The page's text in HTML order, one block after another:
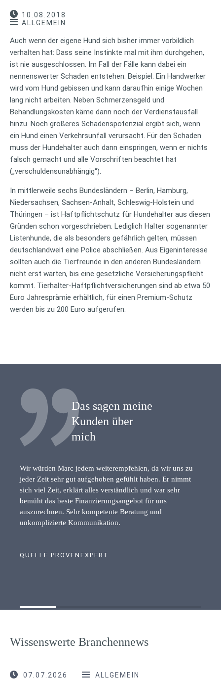
10.08.2018
ALLGEMEIN
Auch wenn der eigene Hund sich bisher immer vorbildlich
verhalten hat: Dass seine Instinkte mal mit ihm durchgehen,
ist nie ausgeschlossen. Im Fall der Fälle kann dabei ein
nennenswerter Schaden entstehen. Beispiel: Ein Handwerker
wird vom Hund gebissen und kann daraufhin einige Wochen
lang nicht arbeiten. Neben Schmerzensgeld und
Behandlungskosten käme dann noch der Verdienstausfall
hinzu. Noch größeres Schadenspotenzial ergibt sich, wenn
ein Hund einen Verkehrsunfall verursacht. Für den Schaden
muss der Hundehalter auch dann einspringen, wenn er nichts
falsch gemacht und alle Vorschriften beachtet hat
(„verschuldensunabhängig“).
In mittlerweile sechs Bundesländern – Berlin, Hamburg,
Niedersachsen, Sachsen-Anhalt, Schleswig-Holstein und
Thüringen – ist Haftpflichtschutz für Hundehalter aus diesen
Gründen schon vorgeschrieben. Lediglich Halter sogenannter
Listenhunde, die als besonders gefährlich gelten, müssen
deutschlandweit eine Police abschließen. Aus Eigeninteresse
sollten auch die Tierfreunde in den anderen Bundesländern
nicht erst warten, bis eine gesetzliche Versicherungspflicht
kommt. Tierhalter-Haftpflichtversicherungen sind ab etwa 50
Euro Jahresprämie erhältlich, für einen Premium-Schutz
werden bis zu 200 Euro aufgerufen.
Das sagen meine
Kunden über
mich
Wir würden Marc jedem weiterempfehlen, da wir uns zu
jeder Zeit sehr gut aufgehoben gefühlt haben. Er nimmt
sich viel Zeit, erklärt alles verständlich und war sehr
bemüht das beste Finanzierungsangebot für uns
auszurechnen. Sehr kompetente Beratung und
unkomplizierte Kommunikation.
QUELLE PROVENEXPERT
Wissenswerte Branchennews
07.07.2026 ALLGEMEIN